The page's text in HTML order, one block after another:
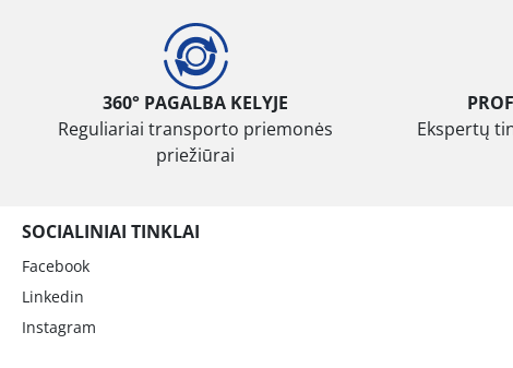
360° PAGALBA KELYJE
Reguliariai transporto priemonės
priežiūrai
Ekspertų
SOCIALINIAI TINKLAI
Facebook
Linkedin
Instagram